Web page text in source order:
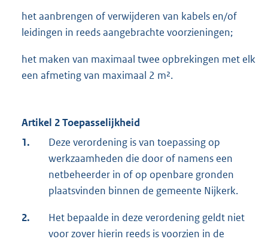
het aanbrengen of verwijderen van kabels en/of
leidingen in reeds aangebrachte voorzieningen;
het maken van maximaal twee opbrekingen met elk
een afmeting van maximaal 2 m².
Artikel 2 Toepasselijkheid
1.
Deze verordening is van toepassing op
werkzaamheden die door of namens een
netbeheerder in of op openbare gronden
plaatsvinden binnen de gemeente Nijkerk.
2.
Het bepaalde in deze verordening geldt niet
voor zover hierin reeds is voorzien in de